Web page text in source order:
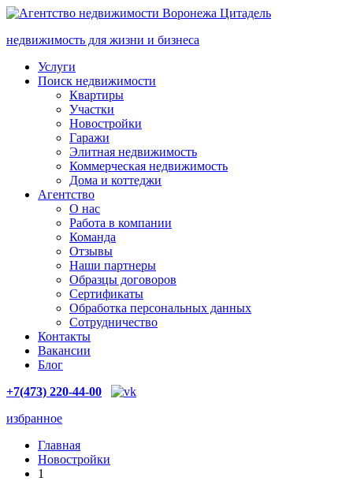
недвижимость для жизни и бизнеса
Услуги
Поиск недвижимости
Квартиры
Участки
Новостройки
Гаражи
Элитная недвижимость
Коммерческая недвижимость
Дома и коттеджи
Агентство
О нас
Работа в компании
Команда
Отзывы
Наши партнеры
Образцы договоров
Сертификаты
Обработка персональных данных
Сотрудничество
Контакты
Вакансии
Блог
+7(473) 220-44-00
избранное
Главная
Новостройки
1